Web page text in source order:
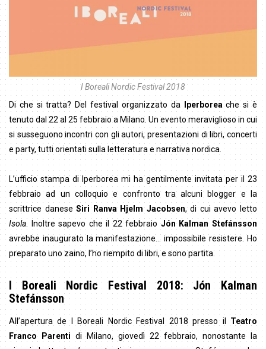
I Boreali Nordic Festival 2018
Di che si tratta? Del festival organizzato da Iperborea che si è
tenuto dal 22 al 25 febbraio a Milano. Un evento meraviglioso in cui
si susseguono incontri con gli autori, presentazioni di libri, concerti
e party, tutti orientati sulla letteratura e narrativa nordica.
L’ufficio stampa di Iperborea mi ha gentilmente invitata per il 23
febbraio ad un colloquio e confronto tra alcuni blogger e la
scrittrice daneseSiri Ranva Hjelm Jacobsen, di cui avevo letto
Isola. Inoltre sapevo che il 22 febbraio Jón Kalman Stefánsson
avrebbe inaugurato la manifestazione… impossibile resistere. Ho
preparato uno zaino, l’ho riempito di libri, e sono partita.
I Boreali Nordic Festival 2018:Jón Kalman
Stefánsson
All’apertura de I Boreali Nordic Festival 2018 presso ilTeatro
Franco Parenti di Milano, giovedì 22 febbraio, nonostante la